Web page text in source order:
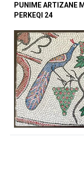
PUNIME ARTIZANE
PERKEQI 24